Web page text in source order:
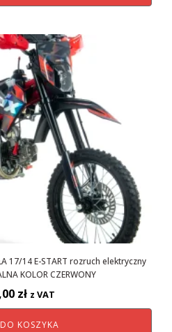
17/14 E-START rozruch elektryczny
KOLOR CZERWONY
zł z VAT
KOSZYKA